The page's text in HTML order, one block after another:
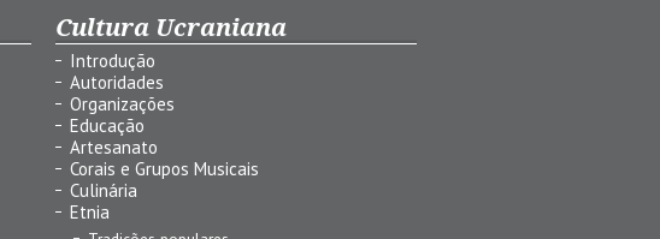
Cultura Ucraniana
Introdução
Autoridades
Organizações
Educação
Artesanato
Corais e Grupos Musicais
Culinária
Etnia